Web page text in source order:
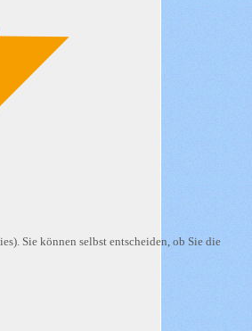
Sie können selbst entscheiden, ob Sie die